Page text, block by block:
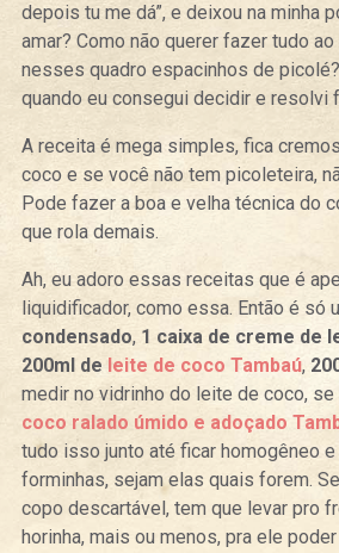
depois tu me dá”, e deixou na minha
amar? Como não querer fazer tudo
nesses quadro espacinhos de
quando eu consegui decidir e resolvi
A receita é mega simples, fica
coco e se você não tem picoleteira,
Pode fazer a boa e velha técnica do
que rola demais.
Ah, eu adoro essas receitas que é
liquidificador, como essa. Então é só
condensado, 1 caixa de creme de
200ml de leite de coco Tambaú,
medir no vidrinho do leite de coco,
coco ralado úmido e adoçado
tudo isso junto até ficar homogêneo
forminhas, sejam elas quais forem.
copo descartável, tem que levar pro
horinha, mais ou menos, pra ele